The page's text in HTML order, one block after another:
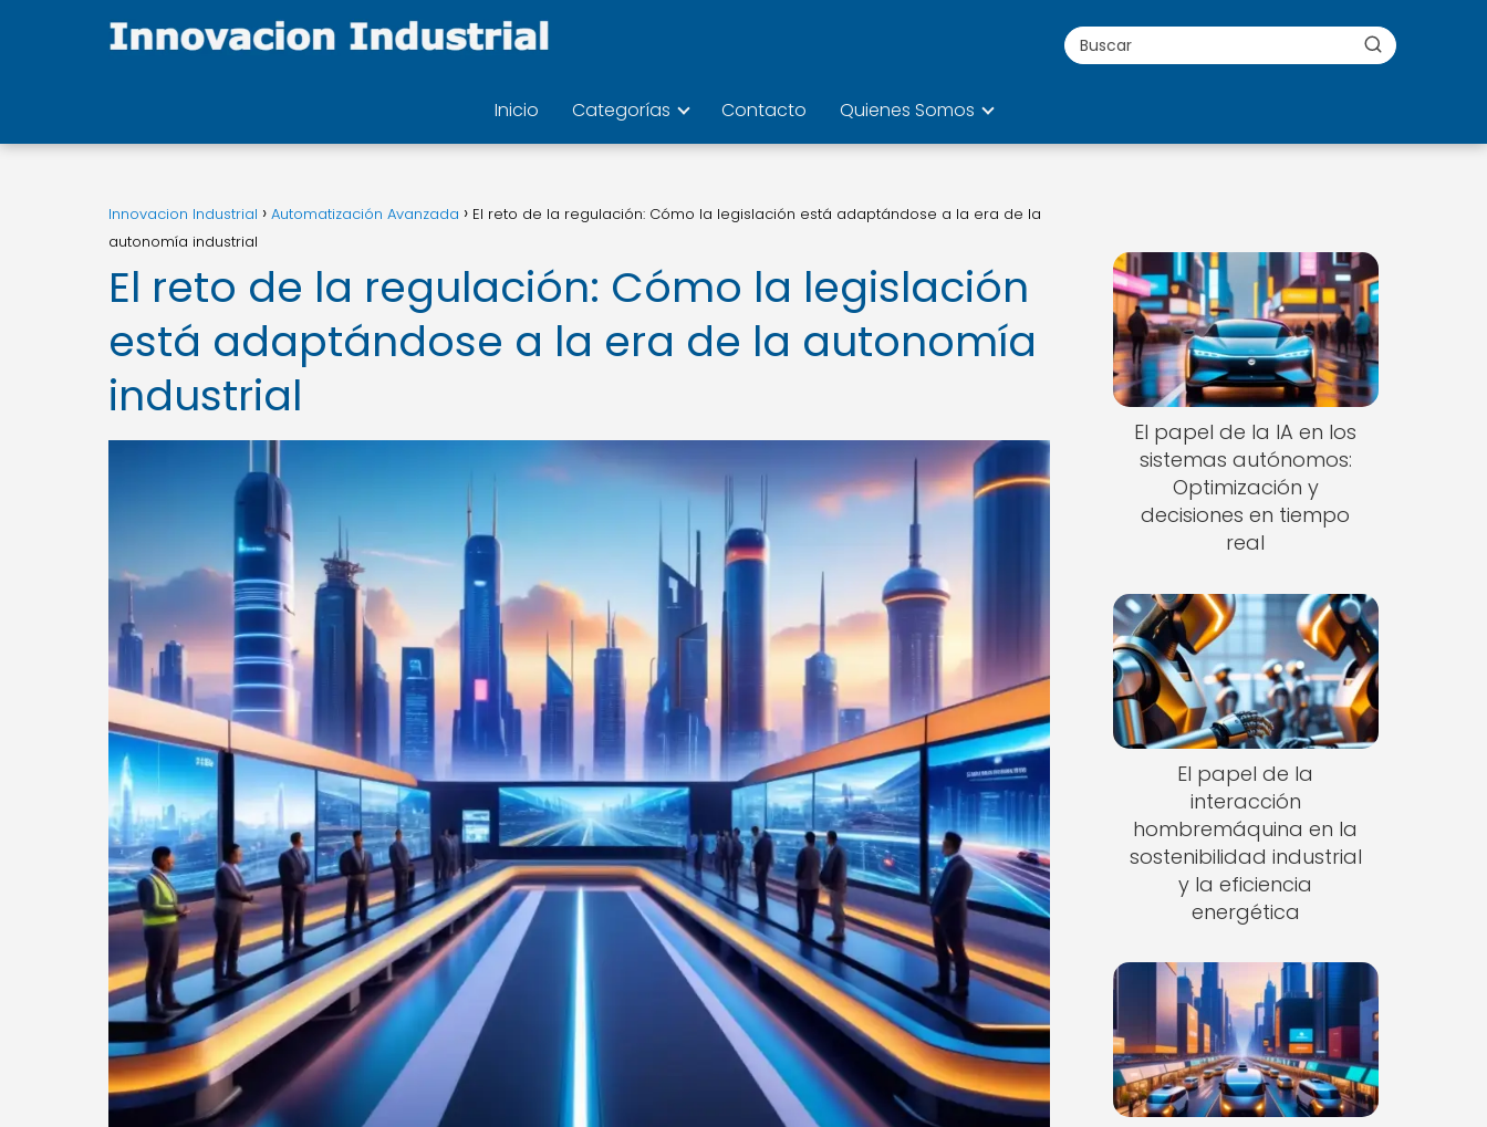
Inicio Categorías Contacto Quienes Somos
Innovacion Industrial Automatización Avanzada
El reto de la regulación: Cómo la legislación está adaptándose a la era de la
autonomía industrial
El reto de la regulación: Cómo la legislación
está adaptándose a la era de la autonomía
industrial
El papel de la IA en los
sistemas autónomos:
Optimización y
decisiones en tiempo
real
El papel de la
interacción
hombremáquina en la
sostenibilidad industrial
y la eficiencia
energética